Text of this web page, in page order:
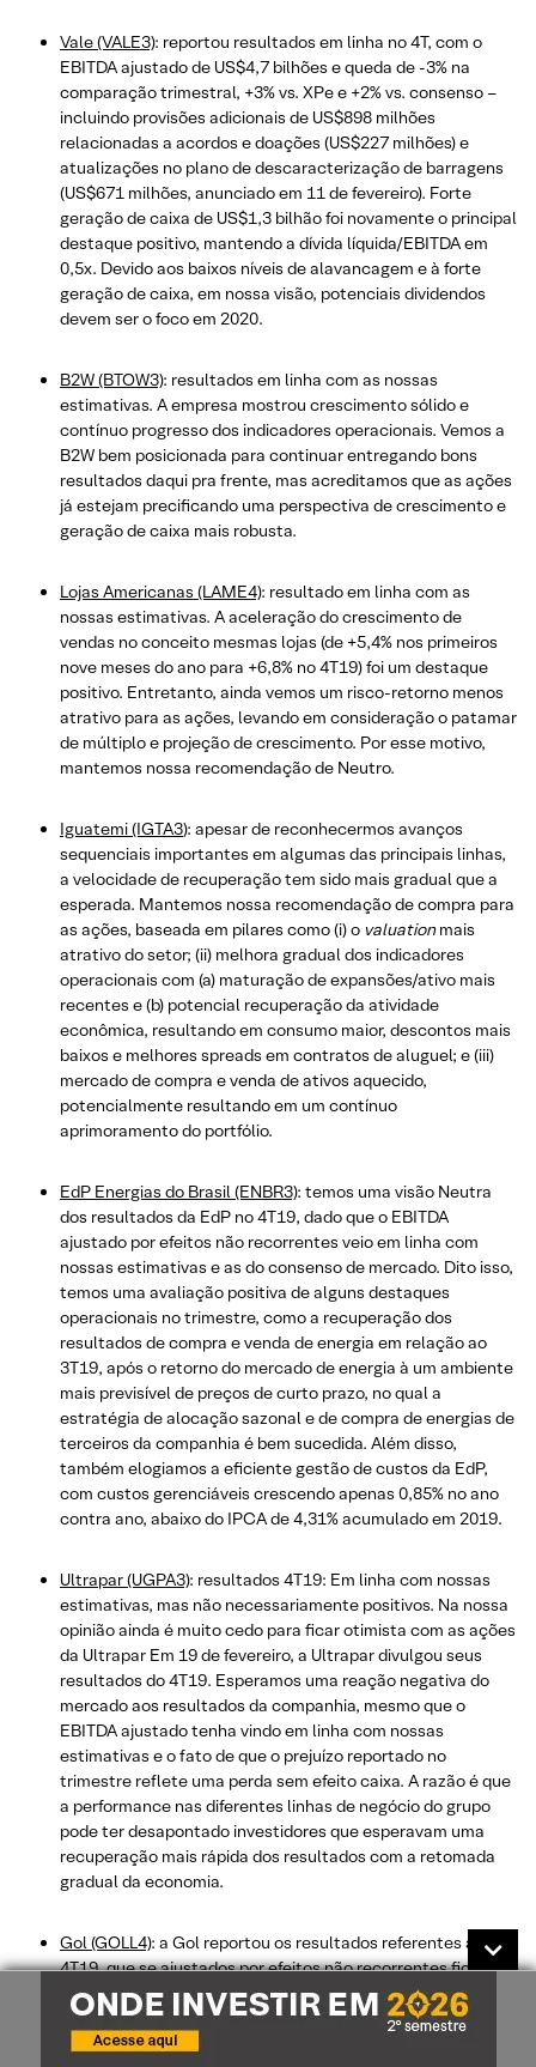
Vale (VALE3): reportou resultados em linha no 4T, com o
EBITDA ajustado de US$4,7 bilhões e queda de -3% na
comparação trimestral, +3% vs. XPe e +2% vs. consenso –
incluindo provisões adicionais de US$898 milhões
relacionadas a acordos e doações (US$227 milhões) e
atualizações no plano de descaracterização de barragens
(US$671 milhões, anunciado em 11 de fevereiro). Forte
geração de caixa de US$1,3 bilhão foi novamente o principal
destaque positivo, mantendo a dívida líquida/EBITDA em
0,5x. Devido aos baixos níveis de alavancagem e à forte
geração de caixa, em nossa visão, potenciais dividendos
devem ser o foco em 2020.
B2W (BTOW3): resultados em linha com as nossas
estimativas. A empresa mostrou crescimento sólido e
contínuo progresso dos indicadores operacionais. Vemos a
B2W bem posicionada para continuar entregando bons
resultados daqui pra frente, mas acreditamos que as ações
já estejam precificando uma perspectiva de crescimento e
geração de caixa mais robusta.
Lojas Americanas (LAME4): resultado em linha com as
nossas estimativas. A aceleração do crescimento de
vendas no conceito mesmas lojas (de +5,4% nos primeiros
nove meses do ano para +6,8% no 4T19) foi um destaque
positivo. Entretanto, ainda vemos um risco-retorno menos
atrativo para as ações, levando em consideração o patamar
de múltiplo e projeção de crescimento. Por esse motivo,
mantemos nossa recomendação de Neutro.
Iguatemi (IGTA3): apesar de reconhecermos avanços
sequenciais importantes em algumas das principais linhas,
a velocidade de recuperação tem sido mais gradual que a
esperada. Mantemos nossa recomendação de compra para
as ações, baseada em pilares como (i) o valuationmais
atrativo do setor; (ii) melhora gradual dos indicadores
operacionais com (a) maturação de expansões/ativo mais
recentes e (b) potencial recuperação da atividade
econômica, resultando em consumo maior, descontos mais
baixos e melhores spreads em contratos de aluguel; e (iii)
mercado de compra e venda de ativos aquecido,
potencialmente resultando em um contínuo
aprimoramento do portfólio.
EdP Energias do Brasil (ENBR3): temos uma visão Neutra
dos resultados da EdP no 4T19, dado que o EBITDA
ajustado por efeitos não recorrentes veio em linha com
nossas estimativas e as do consenso de mercado. Dito isso,
temos uma avaliação positiva de alguns destaques
operacionais no trimestre, como a recuperação dos
resultados de compra e venda de energia em relação ao
3T19, após o retorno do mercado de energia à um ambiente
mais previsível de preços de curto prazo, no qual a
estratégia de alocação sazonal e de compra de energias de
terceiros da companhia é bem sucedida. Além disso,
também elogiamos a eficiente gestão de custos da EdP,
com custos gerenciáveis crescendo apenas 0,85% no ano
contra ano, abaixo do IPCA de 4,31% acumulado em 2019.
Ultrapar (UGPA3): resultados 4T19: Em linha com nossas
estimativas, mas não necessariamente positivos. Na nossa
opinião ainda é muito cedo para ficar otimista com as ações
da Ultrapar Em 19 de fevereiro, a Ultrapar divulgou seus
resultados do 4T19. Esperamos uma reação negativa do
mercado aos resultados da companhia, mesmo que o
EBITDA ajustado tenha vindo em linha com nossas
estimativas e o fato de que o prejuízo reportado no
trimestre reflete uma perda sem efeito caixa. A razão é que
a performance nas diferentes linhas de negócio do grupo
pode ter desapontado investidores que esperavam uma
recuperação mais rápida dos resultados com a retomada
gradual da economia.
Gol (GOLL4): a Gol reportou os resultados referentes ao
4T19, que se ajustados por efeitos não recorrentes ficaram
acima da nossa expectativa e do consenso de mercado,
mas em linha com os números previamente guiados pela
companhia naAtualização ao Investidor